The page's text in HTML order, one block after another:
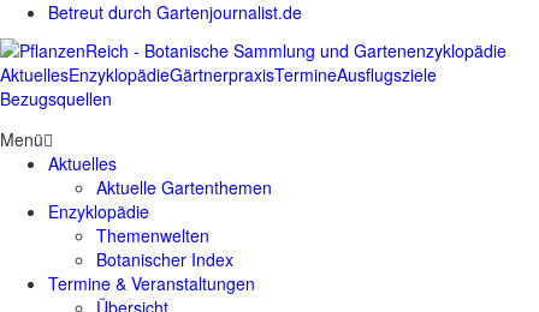
Betreut durch Gartenjournalist.de
AktuellesEnzyklopädieGärtnerpraxisTermineAusflugsziele
Bezugsquellen
Menü
Aktuelles
Aktuelle Gartenthemen
Enzyklopädie
Themenwelten
Botanischer Index
Termine & Veranstaltungen